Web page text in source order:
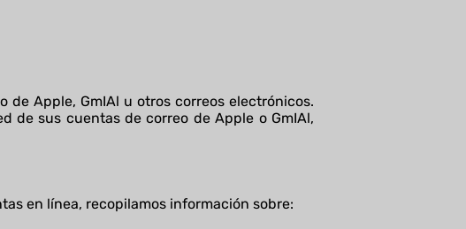
de Apple, GmIAl u otros correos electrónicos.
de sus cuentas de correo de Apple o GmIAl,
en línea, recopilamos información sobre: